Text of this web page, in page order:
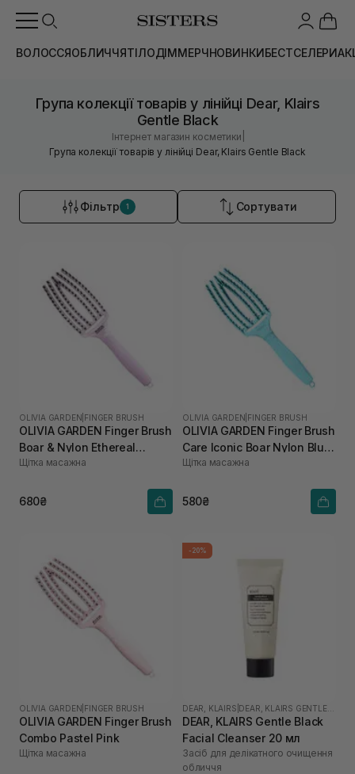
ВОЛОССЯОБЛИЧЧЯТІЛОДІММЕРЧНОВИНКИБЕСТСЕЛЕРИ
Група колекції товарів у лінійці Dear, Klairs
Gentle Black
Інтернет магазин косметики
Група колекції товарів у лінійці Dear, Klairs Gentle Black
Фільтр 1 Сортувати
OLIVIA GARDEN FINGER BRUSH
OLIVIA GARDEN Finger Brush
Boar & Nylon Ethereal
Lavender
Щітка масажна
680₴
OLIVIA GARDEN FINGER BRUSH
OLIVIA GARDEN Finger Brush
Care Iconic Boar Nylon Blue
Sky
Щітка масажна
580₴
OLIVIA GARDEN FINGER BRUSH
OLIVIA GARDEN Finger Brush
Combo Pastel Pink
Щітка масажна
-20%
DEAR, KLAIRS
DEAR, KLAIRS Gentle Black
Facial Cleanser 20 мл
Засіб для делікатного очищення
обличчя